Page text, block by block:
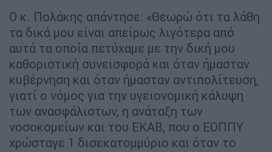
Ο κ. Πολάκης απάντησε: «Θεωρώ ότι τα λάθη
τα δικά μου είναι απείρως λιγότερα από
αυτά τα οποία πετύχαμε με την δική μου
καθοριστική συνεισφορά και όταν ήμασταν
κυβέρνηση και όταν ήμασταν αντιπολίτευση,
γιατί ο νόμος για την υγειονομική κάλυψη
των ανασφάλιστων, η ανάταξη των
νοσοκομείων και του ΕΚΑΒ, που ο ΕΟΠΠΥ
χρώσταγε 1 δισεκατομμύριο και όταν το